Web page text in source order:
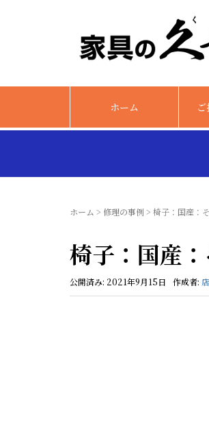
ホーム
ホーム > 修理の事例 > 椅子：国産：
椅子：国産
公開済み: 2021年9月15日 作成者: